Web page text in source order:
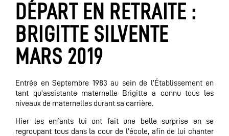
DÉPART EN RETRAITE :
BRIGITTE SILVENTE
MARS 2019
Entrée en Septembre 1983 au sein de l’Établissement en
tant qu’assistante maternelle Brigitte a connu tous les
niveaux de maternelles durant sa carrière.
Hier les enfants lui ont fait une belle surprise en se
regroupant tous dans la cour de l’école, afin de lui chanter